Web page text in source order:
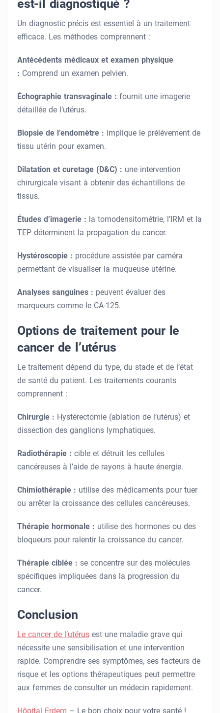
est-il diagnostiqué ?
Un diagnostic précis est essentiel à un traitement
efficace. Les méthodes comprennent :
Antécédents médicaux et examen physique
: Comprend un examen pelvien.
Échographie transvaginale : fournit une imagerie
détaillée de l’utérus.
Biopsie de l’endomètre : implique le prélèvement de
tissu utérin pour examen.
Dilatation et curetage (D&C) : une intervention
chirurgicale visant à obtenir des échantillons de
tissus.
Études d’imagerie : la tomodensitométrie, l’IRM et la
TEP déterminent la propagation du cancer.
Hystéroscopie : procédure assistée par caméra
permettant de visualiser la muqueuse utérine.
Analyses sanguines : peuvent évaluer des
marqueurs comme le CA-125.
Options de traitement pour le
cancer de l’utérus
Le traitement dépend du type, du stade et de l’état
de santé du patient. Les traitements courants
comprennent :
Chirurgie : Hystérectomie (ablation de l’utérus) et
dissection des ganglions lymphatiques.
Radiothérapie : cible et détruit les cellules
cancéreuses à l’aide de rayons à haute énergie.
Chimiothérapie : utilise des médicaments pour tuer
ou arrêter la croissance des cellules cancéreuses.
Thérapie hormonale : utilise des hormones ou des
bloqueurs pour ralentir la croissance du cancer.
Thérapie ciblée : se concentre sur des molécules
spécifiques impliquées dans la progression du
cancer.
Conclusion
Le cancer de l’utérus est une maladie grave qui
nécessite une sensibilisation et une intervention
rapide. Comprendre ses symptômes, ses facteurs de
risque et les options thérapeutiques peut permettre
aux femmes de consulter un médecin rapidement.
Hôpital Erdem – Le bon choix pour votre santé !